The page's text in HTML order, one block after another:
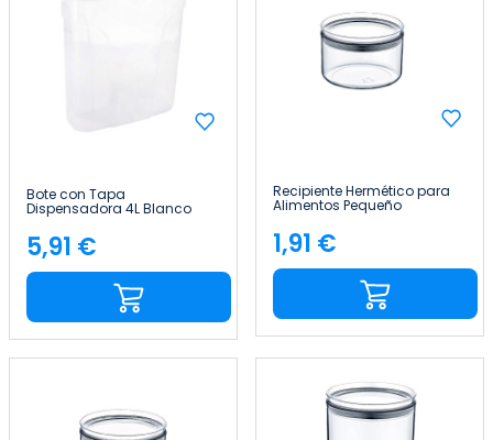
Bote con Tapa
Dispensadora 4L Blanco
25.5x10.5x26.5cm 7house
Precio
5,91 €
Recipiente Hermético para
Alimentos Pequeño
Redondo Ø10.5x7.5cm
7house
Precio
1,91 €